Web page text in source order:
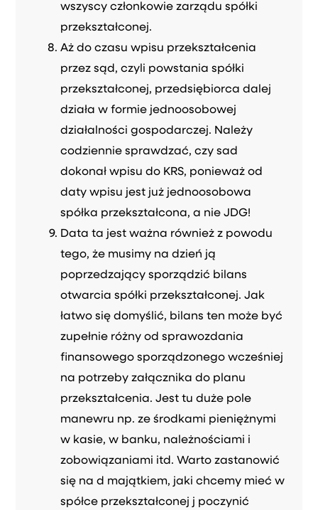
wszyscy członkowie zarządu spółki
przekształconej.
Aż do czasu wpisu przekształcenia
przez sąd, czyli powstania spółki
przekształconej, przedsiębiorca dalej
działa w formie jednoosobowej
działalności gospodarczej. Należy
codziennie sprawdzać, czy sad
dokonał wpisu do KRS, ponieważ od
daty wpisu jest już jednoosobowa
spółka przekształcona, a nie JDG!
Data ta jest ważna również z powodu
tego, że musimy na dzień ją
poprzedzający sporządzić bilans
otwarcia spółki przekształconej. Jak
łatwo się domyślić, bilans ten może być
zupełnie różny od sprawozdania
finansowego sporządzonego wcześniej
na potrzeby załącznika do planu
przekształcenia. Jest tu duże pole
manewru np. ze środkami pieniężnymi
w kasie, w banku, należnościami i
zobowiązaniami itd. Warto zastanowić
się na d majątkiem, jaki chcemy mieć w
spółce przekształconej j poczynić